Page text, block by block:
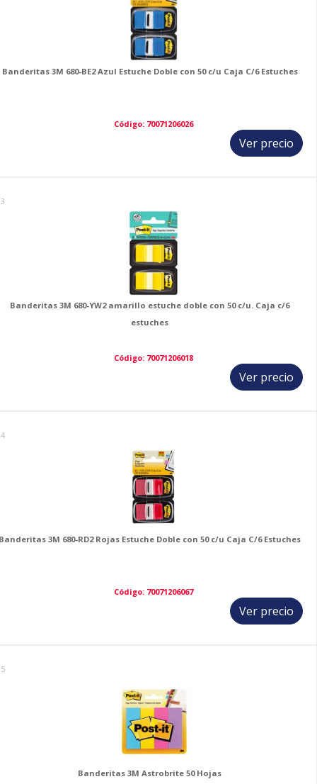
Banderitas 3M 680-BE2 Azul Estuche Doble con 50 c/u Caja C/6 Estuches
Código: 70071206026
Ver precio
Banderitas 3M 680-YW2 amarillo estuche doble con 50 c/u. Caja c/6
estuches
Código: 70071206018
Ver precio
3M 680-RD2 Rojas Estuche Doble con 50 c/u Caja C/6 Estuches
Código: 70071206067
Ver precio
Banderitas 3M Astrobrite 50 Hojas